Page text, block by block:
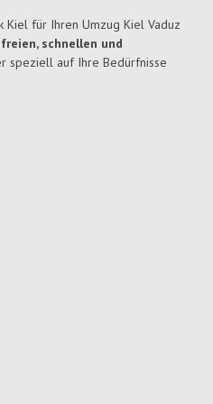
Kiel für Ihren Umzug Kiel Vaduz
schnellen und
speziell auf Ihre Bedürfnisse